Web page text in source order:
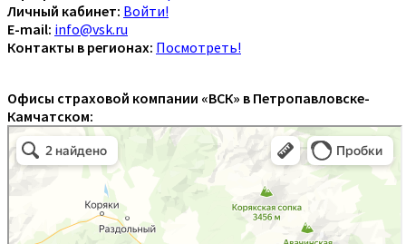
Личный кабинет: Войти!
E-mail: info@vsk.ru
Контакты в регионах: Посмотреть!
Офисы страховой компании «ВСК» в Петропавловске-
Камчатском: